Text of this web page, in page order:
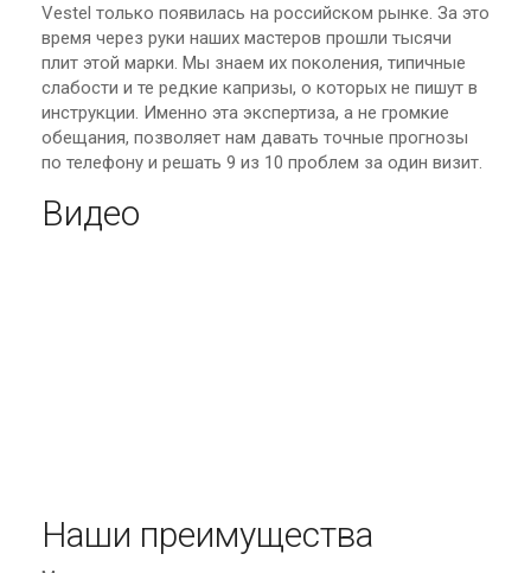
Vestel только появилась на российском рынке. За это
время через руки наших мастеров прошли тысячи
плит этой марки. Мы знаем их поколения, типичные
слабости и те редкие капризы, о которых не пишут в
инструкции. Именно эта экспертиза, а не громкие
обещания, позволяет нам давать точные прогнозы
по телефону и решать 9 из 10 проблем за один визит.
Видео
Наши преимущества